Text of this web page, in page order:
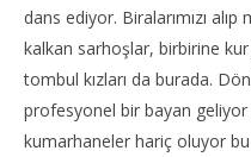
dans ediyor. Biralarımızı
kalkan sarhoşlar, birbirine
tombul kızları da burada.
profesyonel bir bayan geliyor
kumarhaneler hariç oluyor